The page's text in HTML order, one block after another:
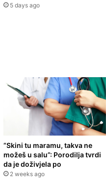
5 days ago
“Skini tu maramu, takva ne
možeš u salu”: Porodilja tvrdi
da je doživjela po
2 weeks ago